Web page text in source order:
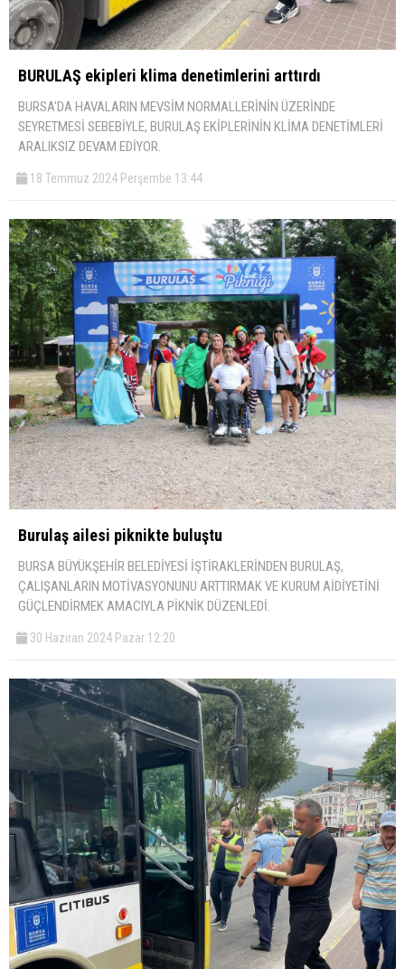
BURULAŞ ekipleri klima denetimlerini arttırdı
BURSA'DA HAVALARIN MEVSİM NORMALLERİNİN ÜZERİNDE
SEYRETMESİ SEBEBİYLE, BURULAŞ EKİPLERİNİN KLİMA DENETİMLERİ
ARALIKSIZ DEVAM EDİYOR.
18 Temmuz 2024 Perşembe 13:44
Burulaş ailesi piknikte buluştu
BURSA BÜYÜKŞEHİR BELEDİYESİ İŞTİRAKLERİNDEN BURULAŞ,
ÇALIŞANLARIN MOTİVASYONUNU ARTTIRMAK VE KURUM AİDİYETİNİ
GÜÇLENDİRMEK AMACIYLA PİKNİK DÜZENLEDİ.
30 Haziran 2024 Pazar 12:20